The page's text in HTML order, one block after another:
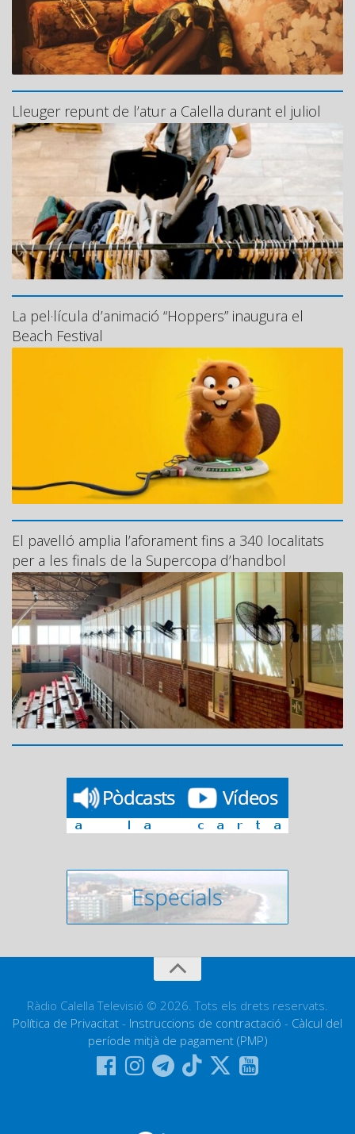
Lleuger repunt de l’atur a Calella durant el juliol
La pel·lícula d’animació “Hoppers” inaugura el
Beach Festival
El pavelló amplia l’aforament fins a 340 localitats
per a les finals de la Supercopa d’handbol
Ràdio Calella Televisió © 2026. Tots els drets reservats.
Política de Privacitat - Instruccions de contractació - Càlcul del
període mitjà de pagament (PMP)